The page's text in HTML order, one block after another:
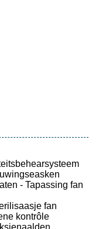
- Tapassing fan
fan
kontrôle